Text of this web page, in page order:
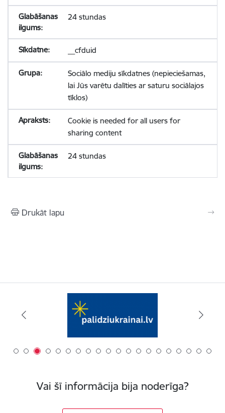
24 stundas
__cfduid
Sociālo mediju sīkdatnes (nepieciešamas,
lai Jūs varētu dalīties ar saturu sociālajos
tīklos)
Cookie is needed for all users for
sharing content
24 stundas
Drukāt lapu
Vai šī informācija bija noderīga?